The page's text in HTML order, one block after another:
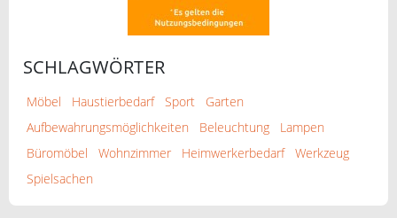
SCHLAGWÖRTER
Möbel Haustierbedarf Sport
Garten
Aufbewahrungsmöglichkeiten
Beleuchtung
Lampen
Büromöbel
Wohnzimmer Heimwerkerbedarf
Werkzeug
Spielsachen